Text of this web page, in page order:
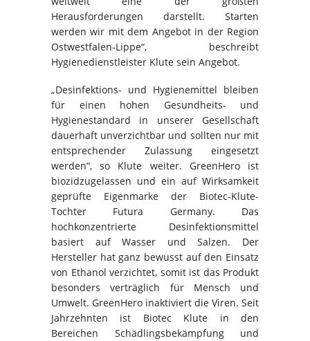
Herausforderungen darstellt. Starten
werden wir mit dem Angebot in der Region
Ostwestfalen-Lippe“, beschreibt
Hygienedienstleister Klute sein Angebot.
„Desinfektions- und Hygienemittel bleiben
für einen hohen Gesundheits- und
Hygienestandard in unserer Gesellschaft
dauerhaft unverzichtbar und sollten nur mit
entsprechender Zulassung eingesetzt
werden“, so Klute weiter. GreenHero ist
biozidzugelassen und ein auf Wirksamkeit
geprüfte Eigenmarke der Biotec-Klute-
Tochter Futura Germany. Das
hochkonzentrierte Desinfektionsmittel
basiert auf Wasser und Salzen. Der
Hersteller hat ganz bewusst auf den Einsatz
von Ethanol verzichtet, somit ist das Produkt
besonders verträglich für Mensch und
Umwelt. GreenHero inaktiviert die Viren. Seit
Jahrzehnten ist Biotec Klute in den
Bereichen Schädlingsbekämpfung und